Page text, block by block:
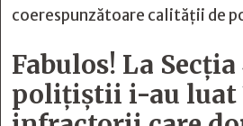
coerespunzătoare calității de
Fabulos! La
polițiștii i-au luat